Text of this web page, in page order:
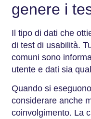
genere i
Il tipo di dati che
di test di usabilità.
comuni sono
utente e dati sia
Quando si
considerare anche
coinvolgimento. La